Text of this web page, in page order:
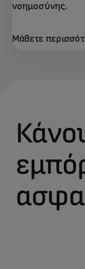
νοημοσύνης.
Μάθετε